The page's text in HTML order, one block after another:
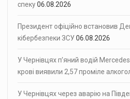
спеку06.08.2026
Президент офіційно встановив
кібербезпеки ЗСУ06.08.2026
У Чернівцях п’яний водій
крові виявили 2,57 проміле
У Чернівцях через аварію на